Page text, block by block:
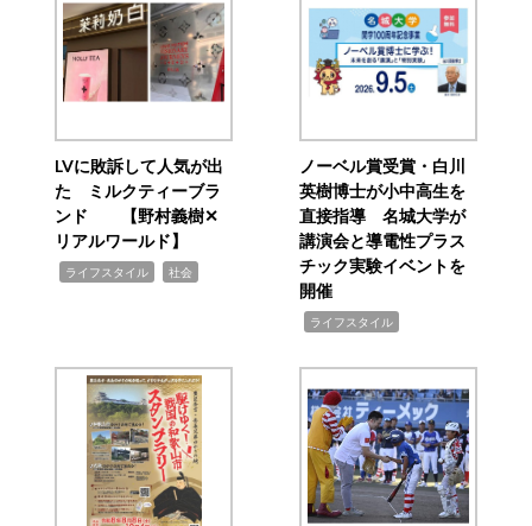
LVに敗訴して人気が出
た ミルクティーブラ
ンド 【野村義樹✕
リアルワールド】
ライフスタイル 社会
ノーベル賞受賞・白川
英樹博士が小中高生を
直接指導 名城大学が
講演会と導電性プラス
チック実験イベントを
開催
ライフスタイル